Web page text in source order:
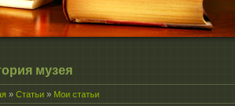
музея
» Статьи » Мои статьи